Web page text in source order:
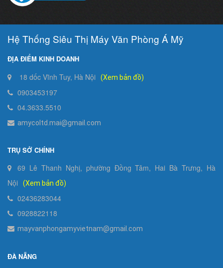
Hệ Thống Siêu Thị Máy Văn Phòng Á Mỹ
ĐỊA ĐIỂM KINH DOANH
18 dốc Vĩnh Tuy, Hà Nội (Xem bản đồ)
0903453197
04.3633.5510
amycoltd.mai@gmail.com
TRỤ SỞ CHÍNH
69 Lê Thanh Nghị, phường Đồng Tâm, Hai Bà Trưng, Hà
Nội
(Xem bản đồ)
02436283044
0928822118
mayvanphongamyvietnam@gmail.com
ĐÀ NẴNG